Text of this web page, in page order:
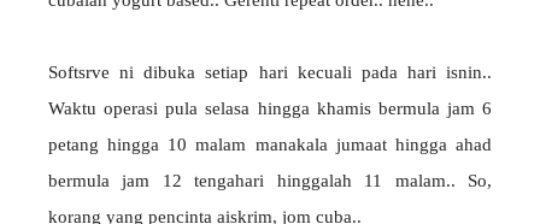
Softsrve ni dibuka setiap hari kecuali pada hari isnin..
Waktu operasi pula selasa hingga khamis bermula jam 6
petang hingga 10 malam manakala jumaat hingga ahad
bermula jam 12 tengahari hinggalah 11 malam.. So,
korang yang pencinta aiskrim, jom cuba..